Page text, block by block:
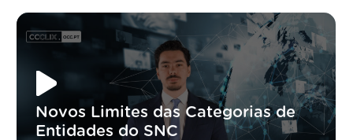
Novos Limites das Categorias de
Entidades do SNC